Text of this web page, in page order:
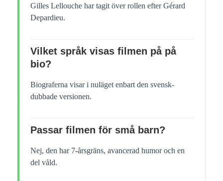
Gilles Lellouche har tagit över rollen efter Gérard
Depardieu.
Vilket språk visas filmen på på
bio?
Biograferna visar i nuläget enbart den svensk-
dubbade versionen.
Passar filmen för små barn?
Nej, den har 7-årsgräns, avancerad humor och en
del våld.